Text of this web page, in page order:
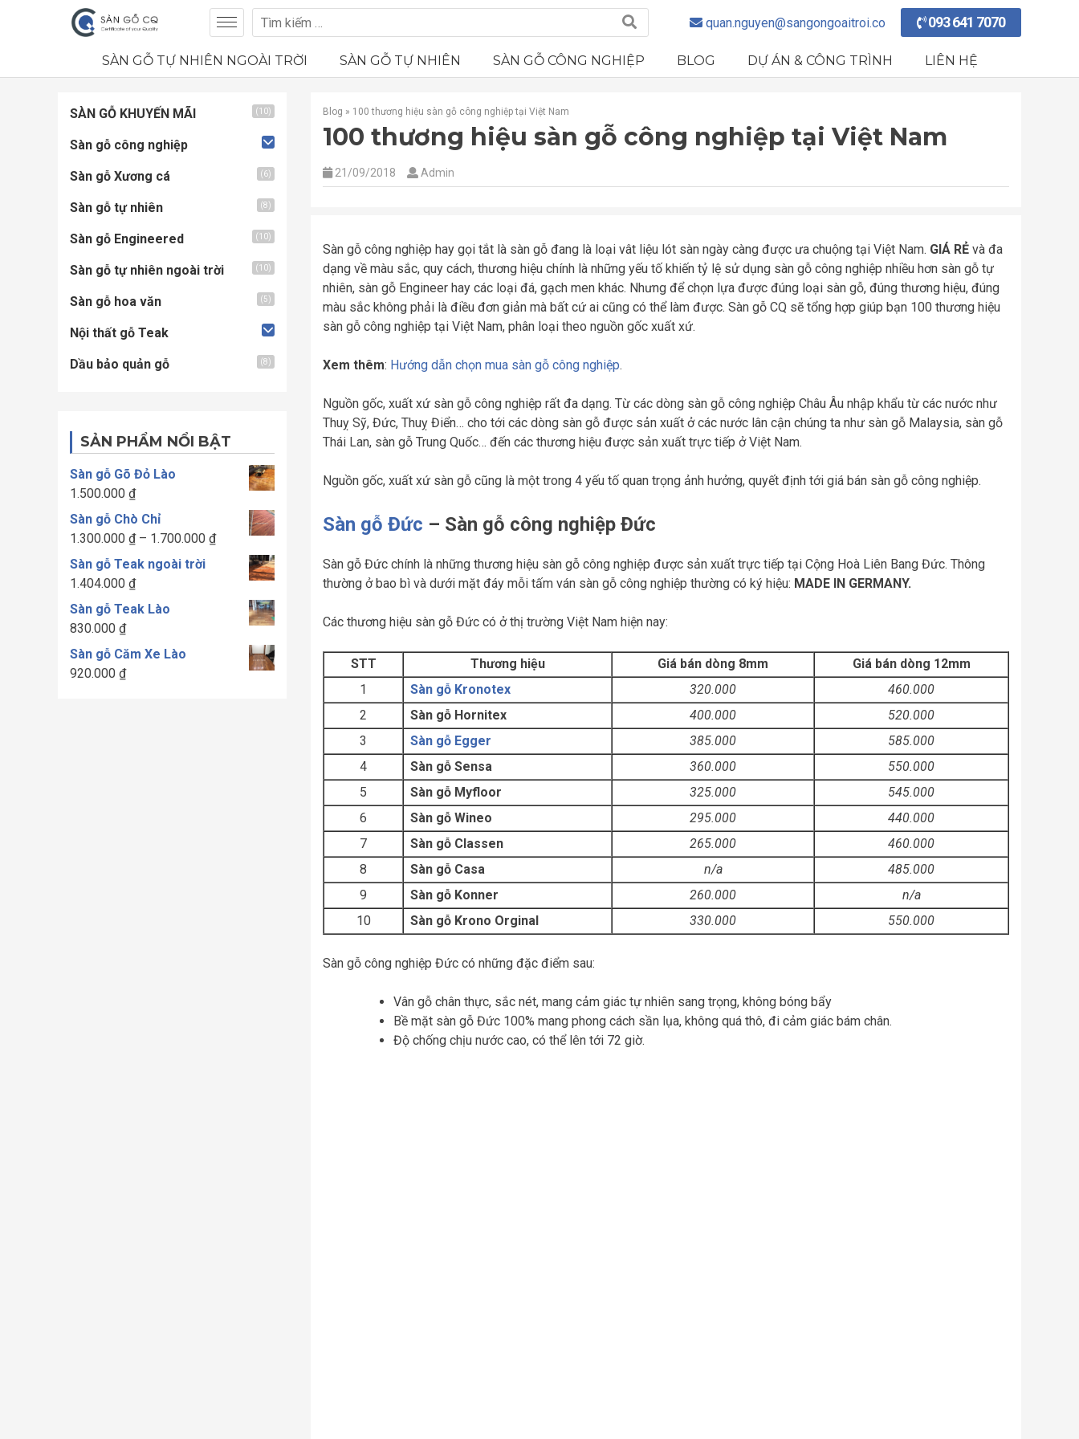
quan.nguyen@sangongoaitroi.co 093 641 7070
SÀN GỖ TỰ NHIÊN NGOÀI TRỜI SÀN GỖ TỰ NHIÊN SÀN GỖ CÔNG NGHIỆP BLOG DỰ ÁN & CÔNG TRÌNH LIÊN HỆ
Blog » 100 thương hiệu sàn gỗ công nghiệp tại Việt Nam
100 thương hiệu sàn gỗ công nghiệp tại Việt Nam
21/09/2018 Admin
Sàn gỗ công nghiệp hay gọi tắt là sàn gỗ đang là loại vât liệu lót sàn ngày càng được ưa chuộng tại Việt Nam. GIÁ RẺ và đa
dạng về màu sắc, quy cách, thương hiệu chính là những yếu tố khiến tỷ lệ sử dụng sàn gỗ công nghiệp nhiều hơn sàn gỗ tự
nhiên, sàn gỗ Engineer hay các loại đá, gạch men khác. Nhưng để chọn lựa được đúng loại sàn gỗ, đúng thương hiệu, đúng
màu sắc không phải là điều đơn giản mà bất cứ ai cũng có thể làm được. Sàn gỗ CQ sẽ tổng hợp giúp bạn 100 thương hiệu
sàn gỗ công nghiệp tại Việt Nam, phân loại theo nguồn gốc xuất xứ.
Xem thêm: Hướng dẫn chọn mua sàn gỗ công nghiệp.
Nguồn gốc, xuất xứ sàn gỗ công nghiệp rất đa dạng. Từ các dòng sàn gỗ công nghiệp Châu Âu nhập khẩu từ các nước như
Thuỵ Sỹ, Đức, Thuỵ Điển… cho tới các dòng sàn gỗ được sản xuất ở các nước lân cận chúng ta như sàn gỗ Malaysia, sàn gỗ
Thái Lan, sàn gỗ Trung Quốc… đến các thương hiệu được sản xuất trực tiếp ở Việt Nam.
Nguồn gốc, xuất xứ sàn gỗ cũng là một trong 4 yếu tố quan trọng ảnh hưởng, quyết định tới giá bán sàn gỗ công nghiệp.
Sàn gỗ Đức – Sàn gỗ công nghiệp Đức
Sàn gỗ Đức chính là những thương hiệu sàn gỗ công nghiệp được sản xuất trực tiếp tại Cộng Hoà Liên Bang Đức. Thông
thường ở bao bì và dưới mặt đáy mỗi tấm ván sàn gỗ công nghiệp thường có ký hiệu: MADE IN GERMANY.
Các thương hiệu sàn gỗ Đức có ở thị trường Việt Nam hiện nay:
STT Thương hiệu Giá bán dòng 8mm
Giá bán dòng 12mm
1
Sàn gỗ Kronotex 320.000
460.000
2
Sàn gỗ Hornitex 400.000
520.000
3
Sàn gỗ Egger 385.000
585.000
4
Sàn gỗ Sensa 360.000
550.000
5
Sàn gỗ Myfloor 325.000
545.000
6
Sàn gỗ Wineo 295.000
440.000
7
Sàn gỗ Classen 265.000
460.000
8
Sàn gỗ Casa n/a
485.000
9
Sàn gỗ Konner 260.000
n/a
10
Sàn gỗ Krono Orginal 330.000 550.000
Sàn gỗ công nghiệp Đức có những đặc điểm sau:
Vân gỗ chân thực, sắc nét, mang cảm giác tự nhiên sang trọng, không bóng bẩy
Bề mặt sàn gỗ Đức 100% mang phong cách sần lụa, không quá thô, đi cảm giác bám chân.
Độ chống chịu nước cao, có thể lên tới 72 giờ.
SÀN GỖ KHUYẾN MÃI (10)
Sàn gỗ công nghiệp
Sàn gỗ Xương cá (6)
Sàn gỗ tự nhiên (8)
Sàn gỗ Engineered (10)
Sàn gỗ tự nhiên ngoài trời (10)
Sàn gỗ hoa văn (5)
Nội thất gỗ Teak
Dầu bảo quản gỗ (8)
SẢN PHẨM NỔI BẬT
Sàn gỗ Gõ Đỏ Lào
1.500.000 ₫
Sàn gỗ Chò Chỉ
1.300.000 ₫ – 1.700.000 ₫Khoảng
Sàn gỗ Teak ngoài trời
1.404.000 ₫
Sàn gỗ Teak Lào
830.000 ₫
Sàn gỗ Căm Xe Lào
920.000 ₫